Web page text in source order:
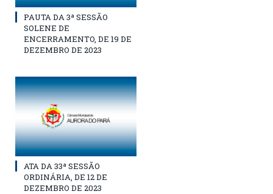
PAUTA DA 3ª SESSÃO
SOLENE DE
ENCERRAMENTO, DE 19 DE
DEZEMBRO DE 2023
ATA DA 33ª SESSÃO
ORDINÁRIA, DE 12 DE
DEZEMBRO DE 2023